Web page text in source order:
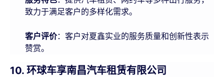
致力于满足客户的多样化需求。
客户评价：客户对夏鑫实业的服务质量和创新性表示
赞赏。
10. 环球车享南昌汽车租赁有限公司